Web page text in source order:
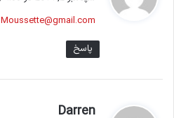
:
Moussette@gmail.com
پاسخ
Darren